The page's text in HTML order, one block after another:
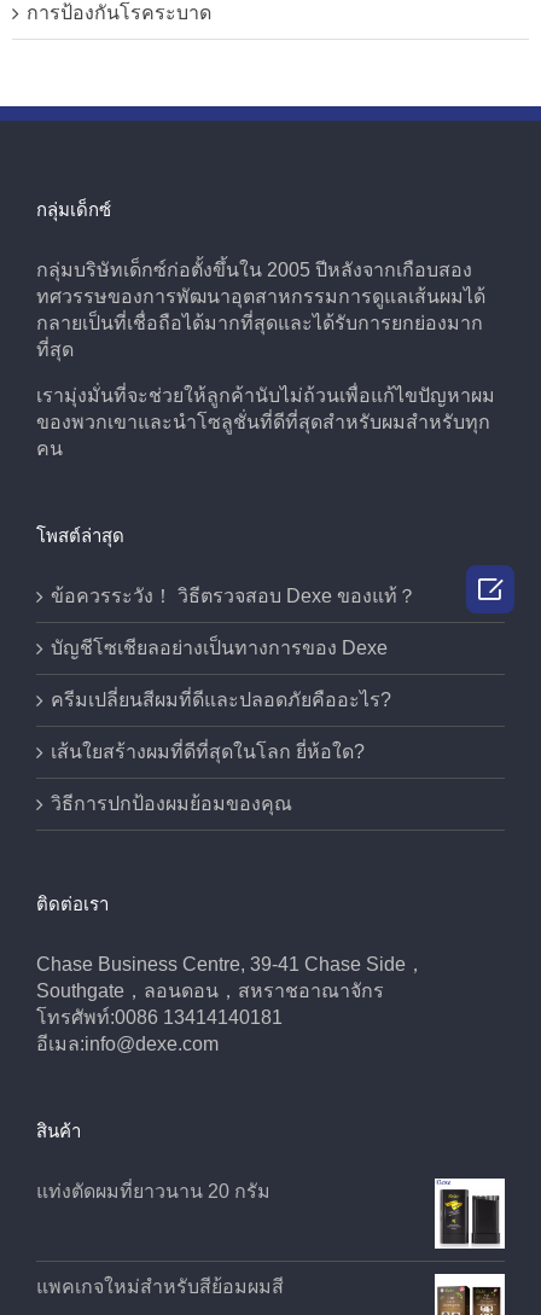
การป้องกันโรคระบาด
กลุ่มเด็กซ์
กลุ่มบริษัทเด็กซ์ก่อตั้งขึ้นใน 2005 ปีหลังจากเกือบสอง
ทศวรรษของการพัฒนาอุตสาหกรรมการดูแลเส้นผมได้
กลายเป็นที่เชื่อถือได้มากที่สุดและได้รับการยกย่องมาก
ที่สุด
เรามุ่งมั่นที่จะช่วยให้ลูกค้านับไม่ถ้วนเพื่อแก้ไขปัญหาผม
ของพวกเขาและนําโซลูชั่นที่ดีที่สุดสําหรับผมสําหรับทุก
คน
โพสต์ล่าสุด
ข้อควรระวัง！ วิธีตรวจสอบ Dexe ของแท้？
บัญชีโซเชียลอย่างเป็นทางการของ Dexe
ครีมเปลี่ยนสีผมที่ดีและปลอดภัยคืออะไร?
เส้นใยสร้างผมที่ดีที่สุดในโลก ยี่ห้อใด?
วิธีการปกป้องผมย้อมของคุณ
ติดต่อเรา
Chase Business Centre, 39-41 Chase Side，
Southgate，ลอนดอน，สหราชอาณาจักร
โทรศัพท์:0086 13414140181
อีเมล:info@dexe.com
สินค้า
แท่งตัดผมที่ยาวนาน 20 กรัม
แพคเกจใหม่สำหรับสีย้อมผมสี
